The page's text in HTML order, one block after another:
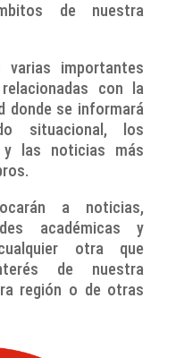
de nuestra
importantes
con la
donde se informará
situacional, los
las noticias más
a noticias,
académicas y
otra que
de nuestra
región o de otras